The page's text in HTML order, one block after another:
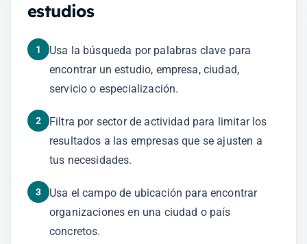
estudios
1
Usa la búsqueda por palabras clave para
encontrar un estudio, empresa, ciudad,
servicio o especialización.
2
Filtra por sector de actividad para limitar los
resultados a las empresas que se ajusten a
tus necesidades.
3
Usa el campo de ubicación para encontrar
organizaciones en una ciudad o país
concretos.